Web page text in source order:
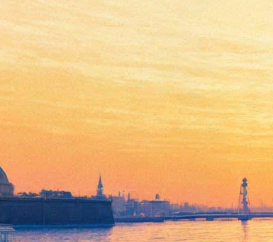
Жаклин Биссет снимется в
политическом триллере
03 марта 2016,15:46 Версия для печати
Культовая французская актриса Жаклин Биссет исполнит
главную женскую роль в политическом триллере
"Вероломство для "чайников", сообщаетThe Variety. В ленте,
которую начал снимать в Марокко датский режиссер Пир
Флай, также снимаются Бен Кингсли и Тео Джеймс.